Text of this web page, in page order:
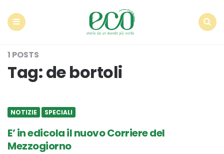
1 POSTS
Tag:de bortoli
NOTIZIE SPECIALI
E’ in edicola il nuovo Corriere del
Mezzogiorno